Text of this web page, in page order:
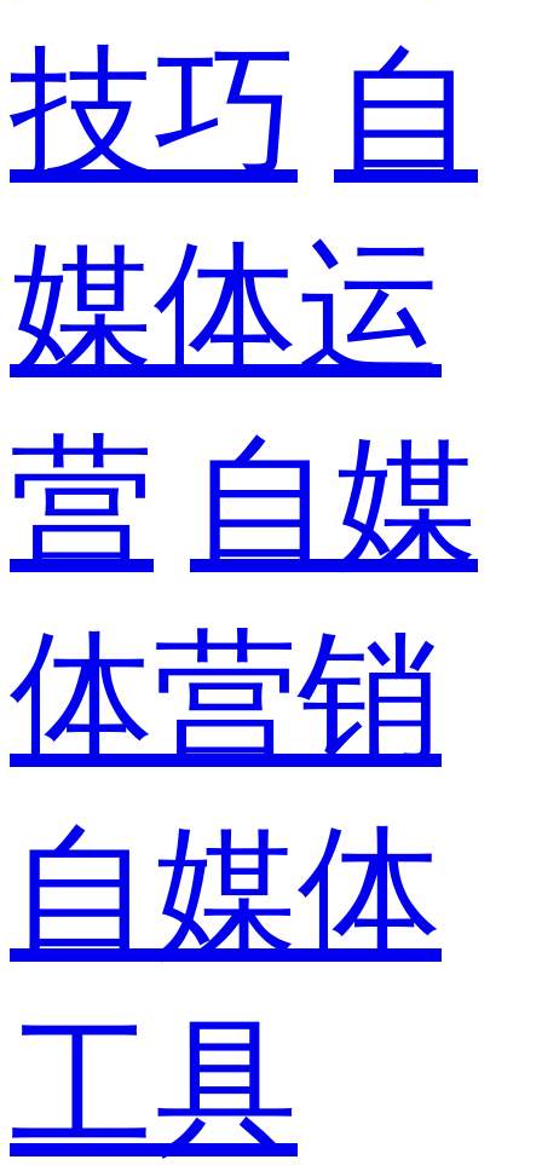
技巧 自
媒体运
营 自媒
体营销
自媒体
工具